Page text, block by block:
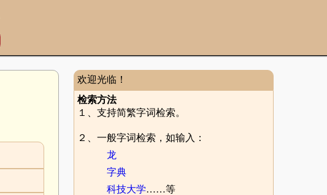
欢迎光临！
检索方法
１、支持简繁字词检索。
２、一般字词检索，如输入：
龙
字典
科技大学……等